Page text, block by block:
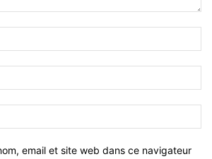
email et site web dans ce navigateur